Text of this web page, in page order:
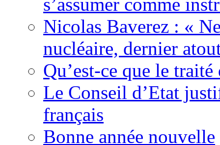
s’assumer comme
Nicolas Baverez : «
nucléaire, dernier
Qu’est-ce que le traité
Le Conseil d’Etat
français
Bonne année nouvelle